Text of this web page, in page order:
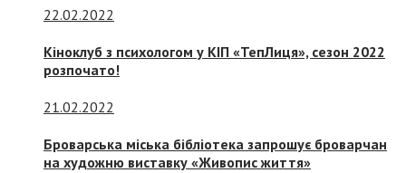
22.02.2022
Кіноклуб з психологом у КІП «ТепЛиця», сезон 2022
розпочато!
21.02.2022
Броварська міська бібліотека запрошує броварчан
на художню виставку «Живопис життя»